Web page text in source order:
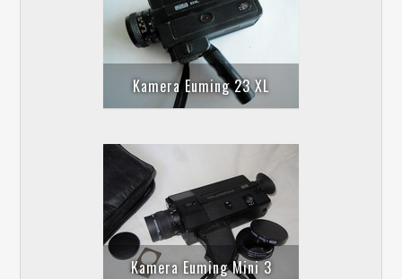
Kamera Euming 23 XL
Kamera Euming Mini 3